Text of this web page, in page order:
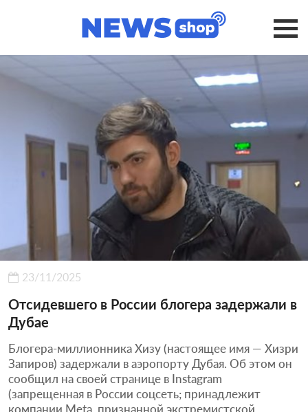
23/11/2025
Отсидевшего в России блогера задержали в
Дубае
Блогера-миллионника Хизу (настоящее имя — Хизри
Запиров) задержали в аэропорту Дубая. Об этом он
сообщил на своей странице в Instagram
(запрещенная в России соцсеть; принадлежит
компании Meta, признанной экстремистской